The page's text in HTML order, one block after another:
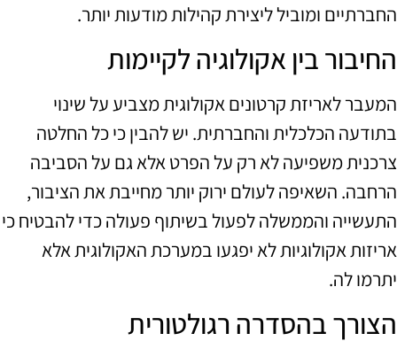
החברתיים ומוביל ליצירת קהילות מודעות יותר.
החיבור בין אקולוגיה לקיימות
המעבר לאריזת קרטונים אקולוגית מצביע על שינוי
בתודעה הכלכלית והחברתית. יש להבין כי כל החלטה
צרכנית משפיעה לא רק על הפרט אלא גם על הסביבה
הרחבה. השאיפה לעולם ירוק יותר מחייבת את הציבור,
התעשייה והממשלה לפעול בשיתוף פעולה כדי להבטיח כי
אריזות אקולוגיות לא יפגעו במערכת האקולוגית אלא
יתרמו לה.
הצורך בהסדרה רגולטורית